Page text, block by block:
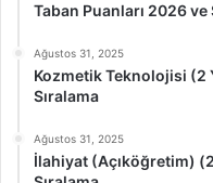
Taban Puanları 2026 ve
Ağustos 31, 2025
Kozmetik Teknolojisi (2
Sıralama
Ağustos 31, 2025
İlahiyat (Açıköğretim)